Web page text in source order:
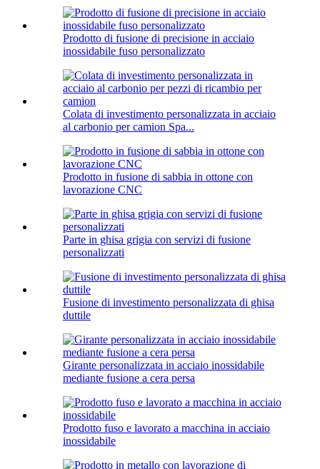
Prodotto di fusione di precisione in acciaio
inossidabile fuso personalizzato
Colata di investimento personalizzata in acciaio
al carbonio per camion Spa...
Prodotto in fusione di sabbia in ottone con
lavorazione CNC
Parte in ghisa grigia con servizi di fusione
personalizzati
Fusione di investimento personalizzata di ghisa
duttile
Girante personalizzata in acciaio inossidabile
mediante fusione a cera persa
Prodotto fuso e lavorato a macchina in acciaio
inossidabile